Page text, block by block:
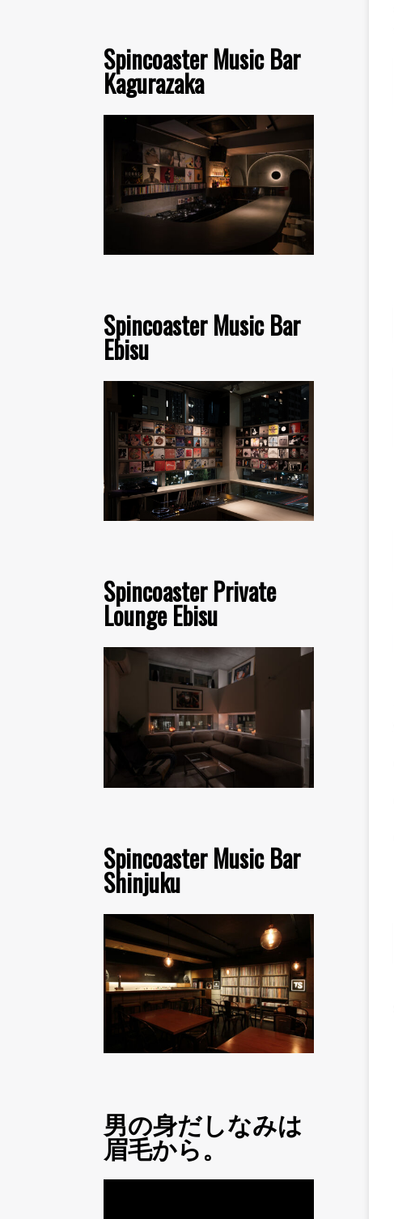
Spincoaster Music Bar
Kagurazaka
Spincoaster Music Bar
Ebisu
Spincoaster Private
Lounge Ebisu
Spincoaster Music Bar
Shinjuku
男の身だしなみは
眉毛から。